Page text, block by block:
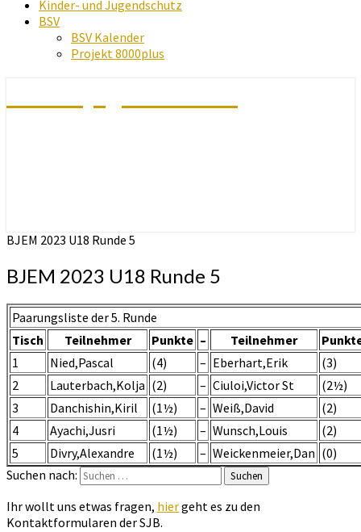
Kinder- und Jugendschutz
BSV
BSV Kalender
Projekt 8000plus
BJEM 2023 U18 Runde 5
BJEM 2023 U18 Runde 5
Paarungsliste der 5. Runde
Tisch
Teilnehmer Punkte – Teilnehmer
1
Nied,Pascal (4) – Eberhart,Erik
(3)
2
Lauterbach,Kolja (2) – Ciuloi,Victor St
(2½)
3
Danchishin,Kiril (1½) – Weiß,David
(2)
4
Ayachi,Jusri (1½) – Wunsch,Louis
(2)
5
Divry,Alexandre (1½) – Weickenmeier,Dan (0)
Suchen nach:
Suchen
Ihr wollt uns etwas fragen, hiergeht es zu den
Kontaktformularen der SJB.